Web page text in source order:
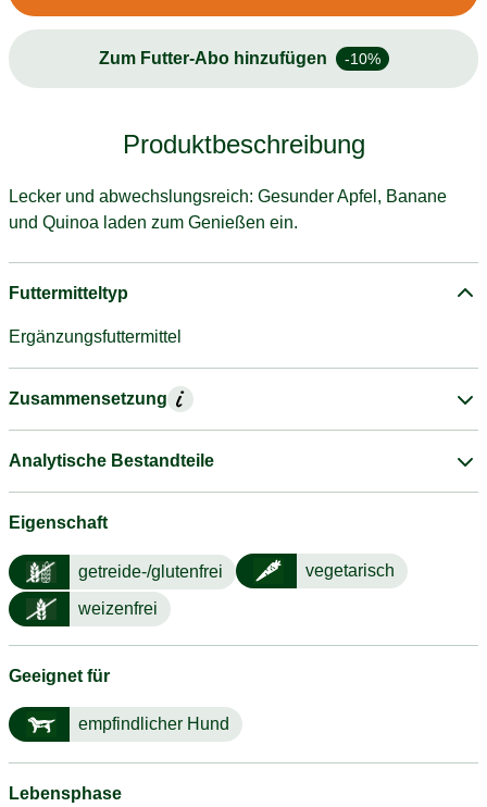
Zum Futter-Abo hinzufügen -10%
Produktbeschreibung
Lecker und abwechslungsreich: Gesunder Apfel, Banane
und Quinoa laden zum Genießen ein.
Futtermitteltyp
Ergänzungsfuttermittel
Zusammensetzung
Analytische Bestandteile
Eigenschaft
getreide-/glutenfrei vegetarisch
weizenfrei
Geeignet für
empfindlicher Hund
Lebensphase